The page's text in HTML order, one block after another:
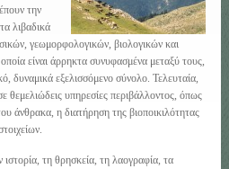
την
λιβαδικά
γεωμορφολογικών, βιολογικών και
είναι άρρηκτα συνυφασμένα μεταξύ τους,
δυναμικά εξελισσόμενο σύνολο. Τελευταία,
θεμελιώδεις υπηρεσίες περιβάλλοντος, όπως
άνθρακα, η διατήρηση της βιοποικιλότητας
ιστορία, τη θρησκεία, τη λαογραφία, τα